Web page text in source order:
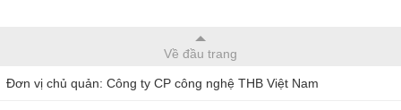
Về đầu trang
Đơn vị chủ quản: Công ty CP công nghệ THB Việt Nam